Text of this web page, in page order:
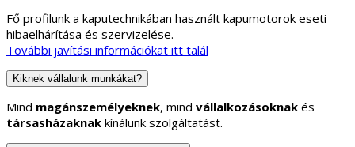
Fő profilunk a kaputechnikában használt kapumotorok eseti
hibaelhárítása és szervizelése.
További javítási információkat itt talál
Kiknek vállalunk munkákat?
Mind magánszemélyeknek, mind vállalkozásoknak és
társasházaknak kínálunk szolgáltatást.